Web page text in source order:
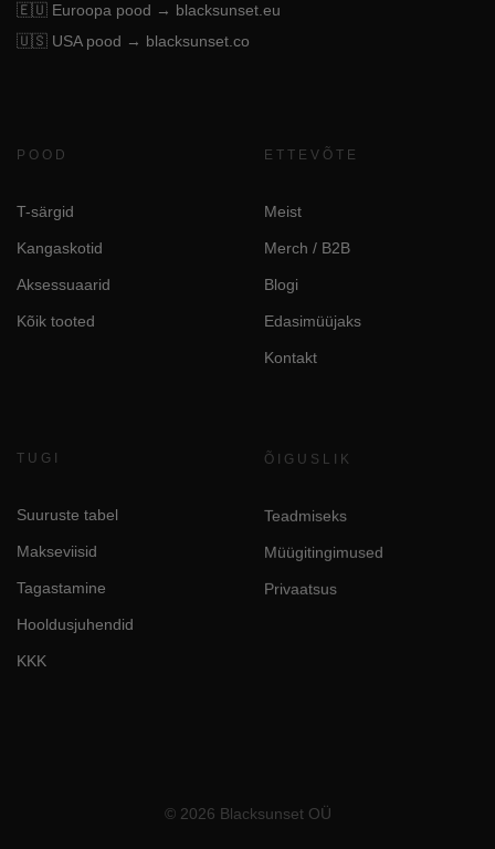
🇪🇺 Euroopa pood → blacksunset.eu
🇺🇸 USA pood → blacksunset.co
POOD
T-särgid
Kangaskotid
Aksessuaarid
Kõik tooted
ETTEVÕTE
Meist
Merch / B2B
Blogi
Edasimüüjaks
Kontakt
TUGI
Suuruste tabel
Makseviisid
Tagastamine
Hooldusjuhendid
KKK
ÕIGUSLIK
Teadmiseks
Müügitingimused
Privaatsus
© 2026 Blacksunset OÜ